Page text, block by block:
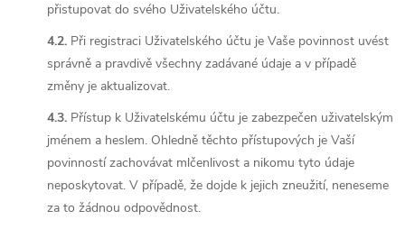
přistupovat do svého Uživatelského účtu.
4.2. Při registraci Uživatelského účtu je Vaše povinnost uvést
správně a pravdivě všechny zadávané údaje a v případě
změny je aktualizovat.
4.3. Přístup k Uživatelskému účtu je zabezpečen uživatelským
jménem a heslem. Ohledně těchto přístupových je Vaší
povinností zachovávat mlčenlivost a nikomu tyto údaje
neposkytovat. V případě, že dojde k jejich zneužití, neneseme
za to žádnou odpovědnost.